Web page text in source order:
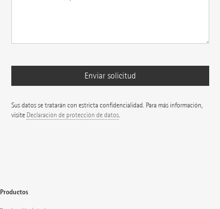
Sus datos se tratarán con estricta confidencialidad. Para más información,
visite Declaración de protección de datos.
Productos